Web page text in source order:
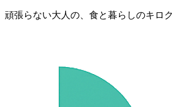
頑張らない大人の、食と暮らしのキロク